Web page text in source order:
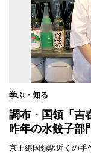
学ぶ・知る
調布・国領「吉
昨年の水餃子部
京王線国領駅近くの手